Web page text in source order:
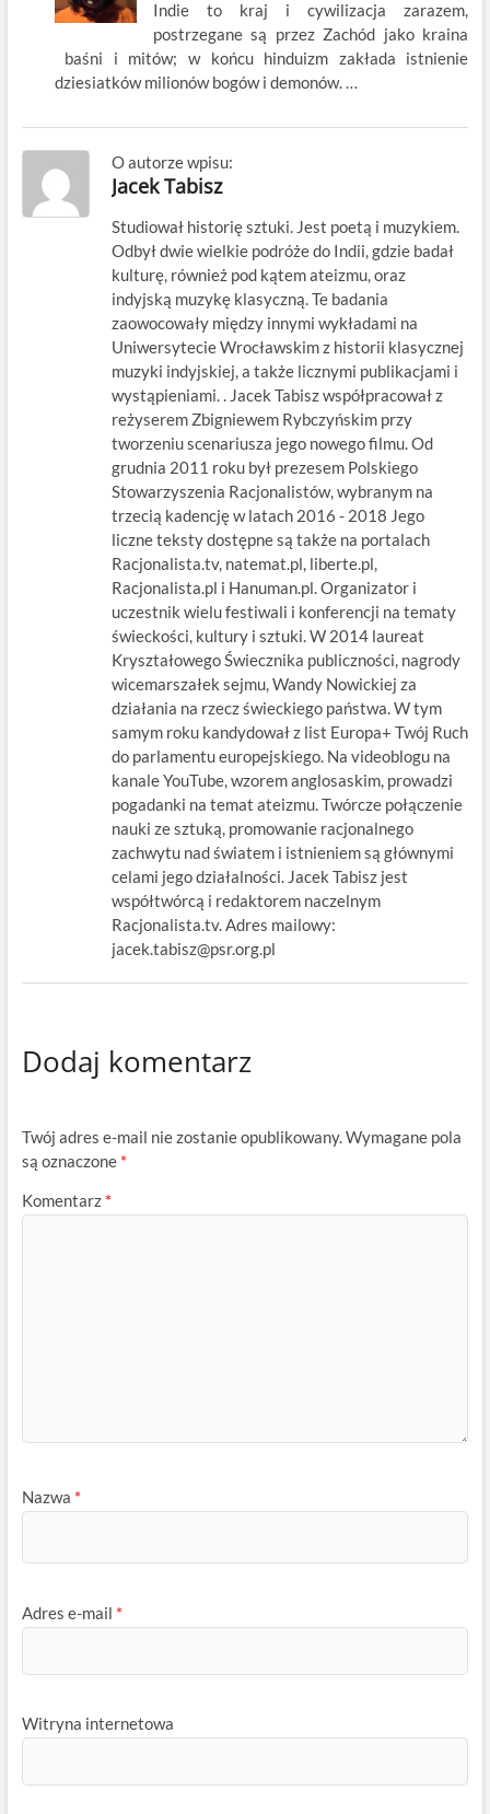
Indie to kraj i cywilizacja zarazem,
postrzegane są przez Zachód jako kraina
baśni i mitów; w końcu hinduizm zakłada istnienie
dziesiatków milionów bogów i demonów. …
O autorze wpisu:
Jacek Tabisz
Studiował historię sztuki. Jest poetą i muzykiem.
Odbył dwie wielkie podróże do Indii, gdzie badał
kulturę, również pod kątem ateizmu, oraz
indyjską muzykę klasyczną. Te badania
zaowocowały między innymi wykładami na
Uniwersytecie Wrocławskim z historii klasycznej
muzyki indyjskiej, a także licznymi publikacjami i
wystąpieniami. . Jacek Tabisz współpracował z
reżyserem Zbigniewem Rybczyńskim przy
tworzeniu scenariusza jego nowego filmu. Od
grudnia 2011 roku był prezesem Polskiego
Stowarzyszenia Racjonalistów, wybranym na
trzecią kadencję w latach 2016 - 2018 Jego
liczne teksty dostępne są także na portalach
Racjonalista.tv, natemat.pl, liberte.pl,
Racjonalista.pl i Hanuman.pl. Organizator i
uczestnik wielu festiwali i konferencji na tematy
świeckości, kultury i sztuki. W 2014 laureat
Kryształowego Świecznika publiczności, nagrody
wicemarszałek sejmu, Wandy Nowickiej za
działania na rzecz świeckiego państwa. W tym
samym roku kandydował z list Europa+ Twój Ruch
do parlamentu europejskiego. Na videoblogu na
kanale YouTube, wzorem anglosaskim, prowadzi
pogadanki na temat ateizmu. Twórcze połączenie
nauki ze sztuką, promowanie racjonalnego
zachwytu nad światem i istnieniem są głównymi
celami jego działalności. Jacek Tabisz jest
współtwórcą i redaktorem naczelnym
Racjonalista.tv. Adres mailowy:
jacek.tabisz@psr.org.pl
Dodaj komentarz
Twój adres e-mail nie zostanie opublikowany.Wymagane pola
są oznaczone *
Komentarz *
Nazwa *
Adres e-mail *
Witryna internetowa